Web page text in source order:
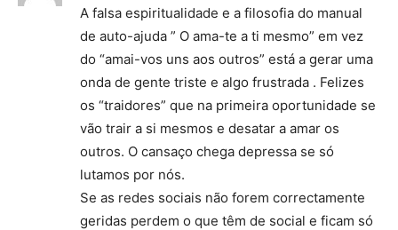
A falsa espiritualidade e a filosofia do manual
de auto-ajuda ” O ama-te a ti mesmo” em vez
do “amai-vos uns aos outros” está a gerar uma
onda de gente triste e algo frustrada . Felizes
os “traidores” que na primeira oportunidade se
vão trair a si mesmos e desatar a amar os
outros. O cansaço chega depressa se só
lutamos por nós.
Se as redes sociais não forem correctamente
geridas perdem o que têm de social e ficam só